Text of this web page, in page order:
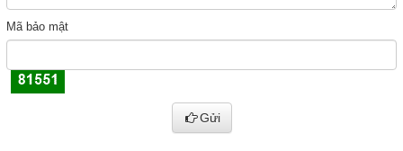
Mã bảo mật
Gửi